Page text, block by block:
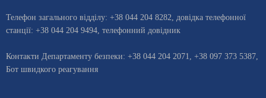
Телефон загального відділу: +38 044 204 8282, довiдка телефонної
станцiї: +38 044 204 9494, телефонний довідник
Контакти Департаменту безпеки: +38 044 204 2071, +38 097 373 5387,
Бот швидкого реагування